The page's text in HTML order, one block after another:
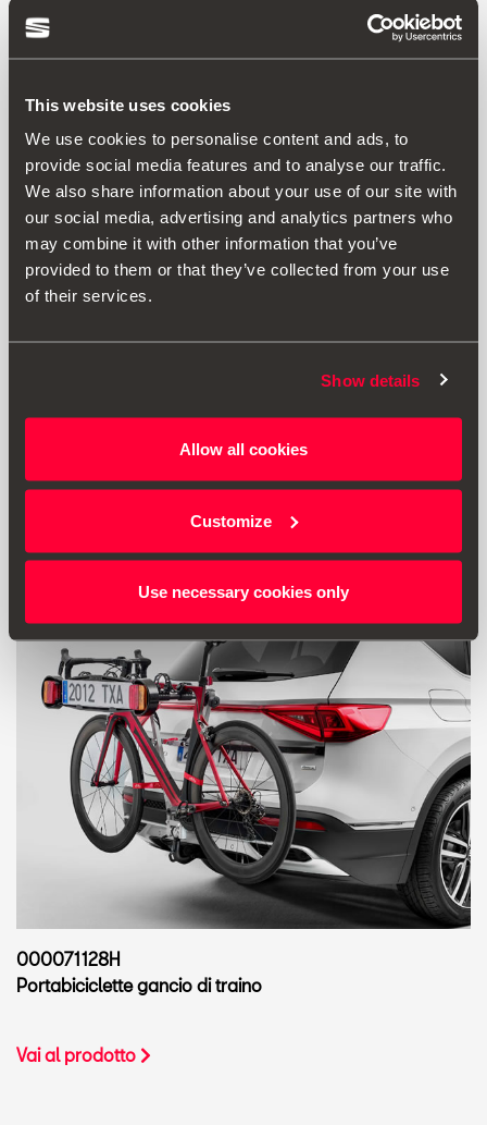
This website uses cookies
We use cookies to personalise content and ads, to
provide social media features and to analyse our traffic.
We also share information about your use of our site with
our social media, advertising and analytics partners who
may combine it with other information that you’ve
provided to them or that they’ve collected from your use
of their services.
Show details
Allow all cookies
Customize
Use necessary cookies only
000071128H
Portabiciclette gancio di traino
Vai al prodotto